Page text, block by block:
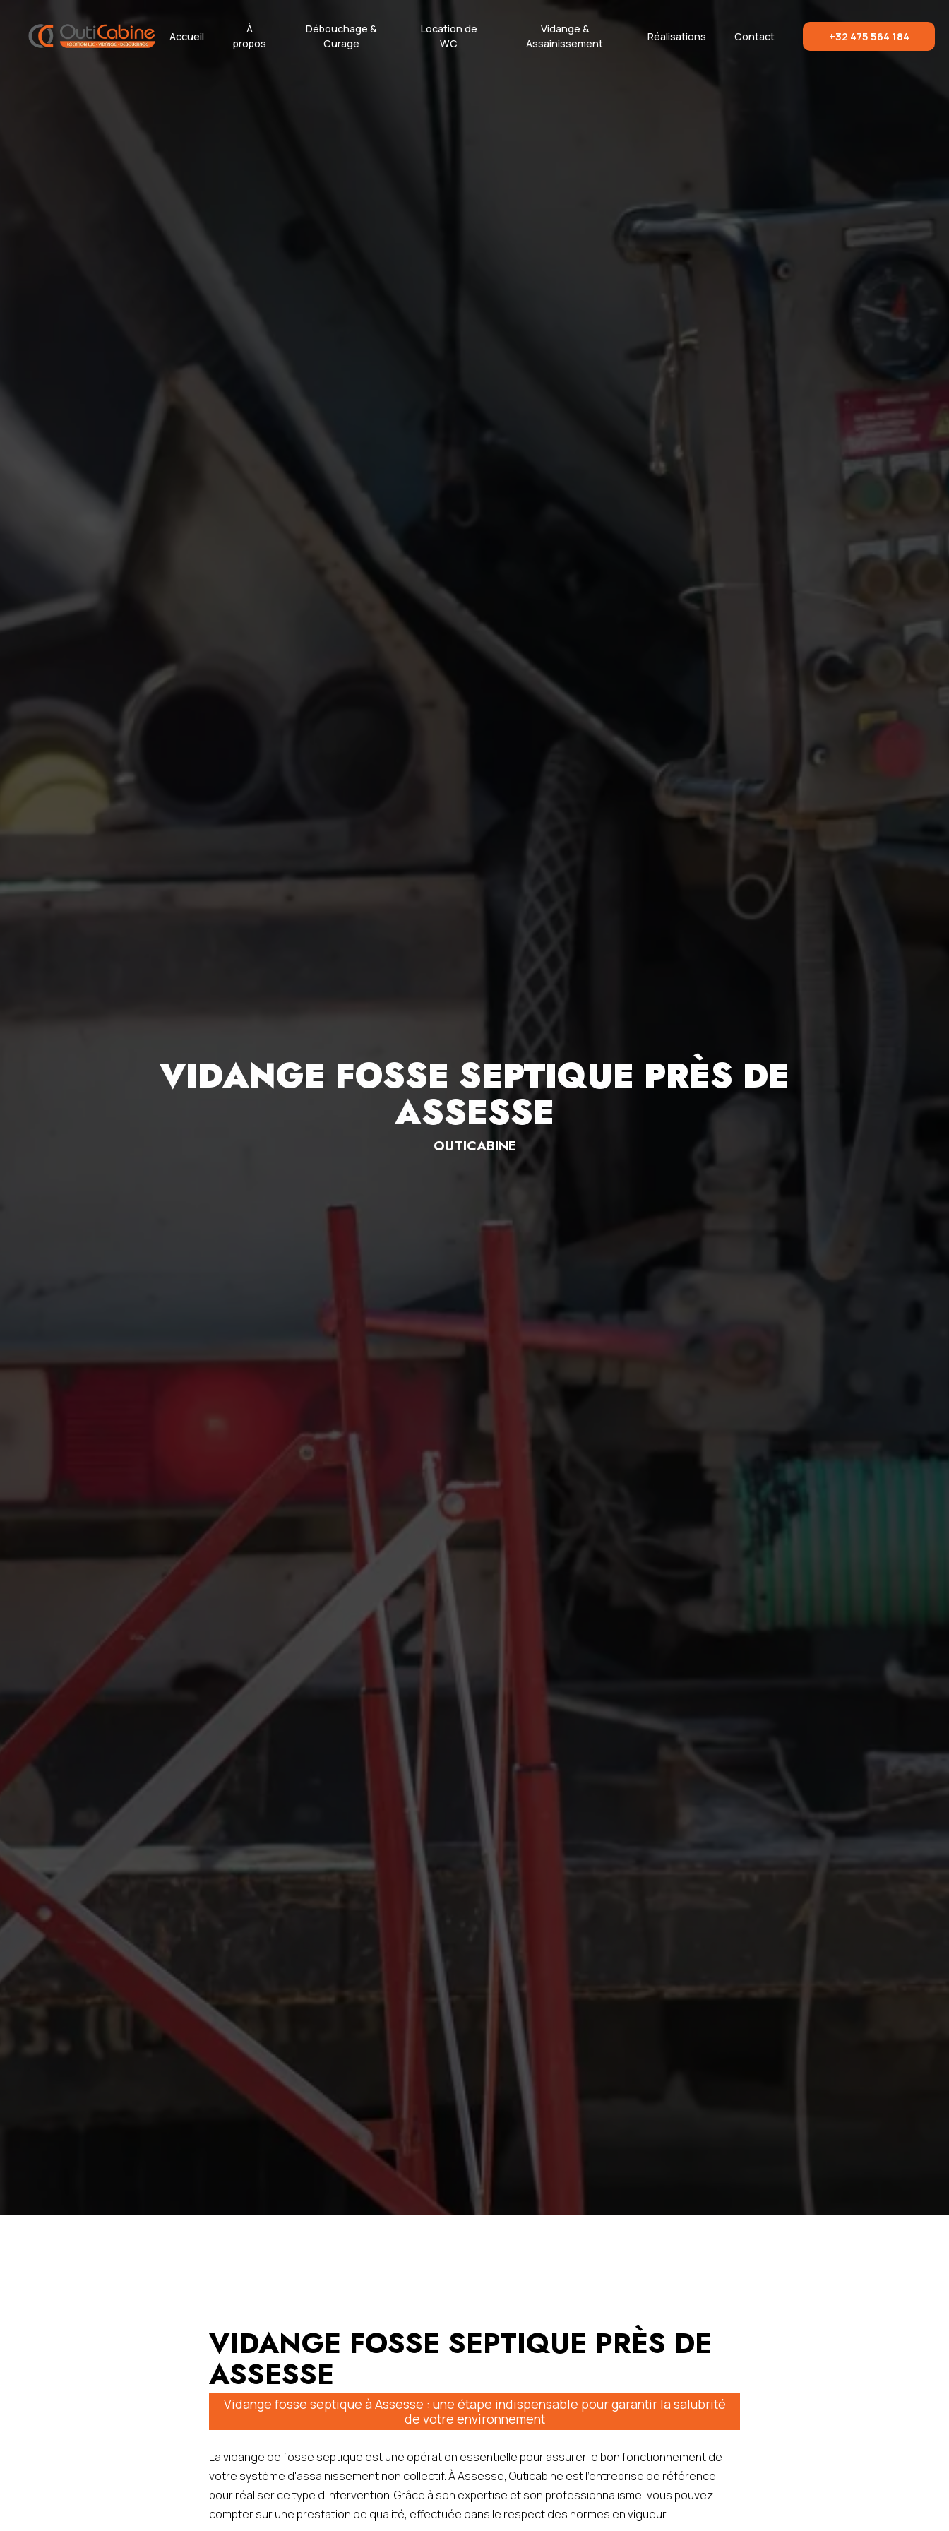
Accueil
À
propos
Débouchage &
Curage
Location de
WC
Vidange &
Assainissement
Réalisations Contact +32 475 564 184
VIDANGE FOSSE SEPTIQUE PRÈS DE
ASSESSE
OUTICABINE
VIDANGE FOSSE SEPTIQUE PRÈS DE
ASSESSE
Vidange fosse septique à Assesse : une étape indispensable pour garantir la salubrité
de votre environnement
La vidange de fosse septique est une opération essentielle pour assurer le bon fonctionnement de
votre système d'assainissement non collectif. À Assesse, Outicabine est l'entreprise de référence
pour réaliser ce type d'intervention. Grâce à son expertise et son professionnalisme, vous pouvez
compter sur une prestation de qualité, effectuée dans le respect des normes en vigueur.